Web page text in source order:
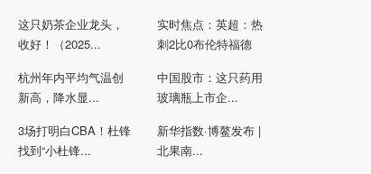
这只奶茶企业龙头，
收好！（2025...
实时焦点：英超：热
刺2比0布伦特福德
杭州年内平均气温创
新高，降水显...
中国股市：这只药用
玻璃瓶上市企...
3场打明白CBA！杜锋
找到“小杜锋...
新华指数·博鳌发布 |
北果南...